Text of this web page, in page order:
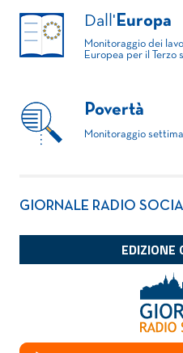
Dall' Europa
Monitoraggio dei
Europea per il Terzo
Povertà
Monitoraggio
GIORNALE RADIO